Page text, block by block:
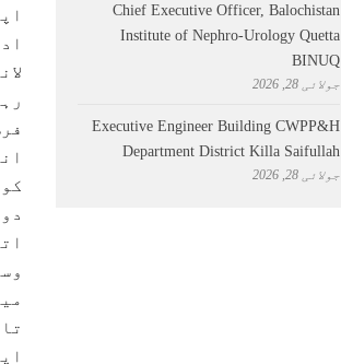
Chief Executive Officer, Balochistan
Institute of Nephro-Urology Quetta
BINUQ
جولائی 28, 2026
Executive Engineer Building CWPP&H
Department District Killa Saifullah
جولائی 28, 2026